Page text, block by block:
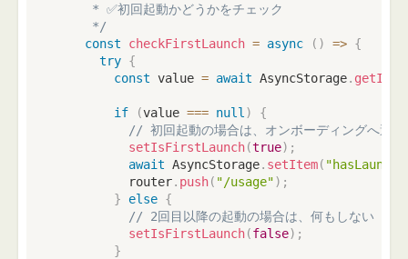
     * ✅初回起動かどうかをチェック
     */
const
checkFirstLaunch = async ( ) => {
try {
const value = await AsyncStorage. getItem
if (value === null )
{
// 初回起動の場合は、オンボーディングへ遷移
setIsFirstLaunch(true) ;
await AsyncStorage. setItem(
          router
. push( "/usage") ;
}
else {
// 2回目以降の起動の場合は、何もしない
setIsFirstLaunch(false) ;
}